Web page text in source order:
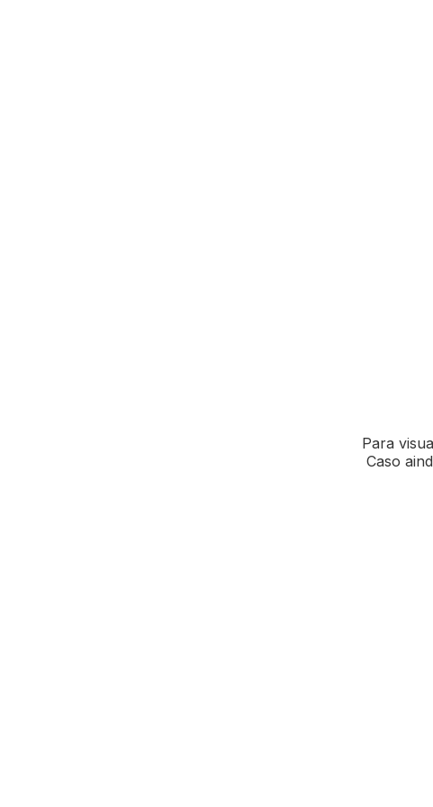
Para
Caso